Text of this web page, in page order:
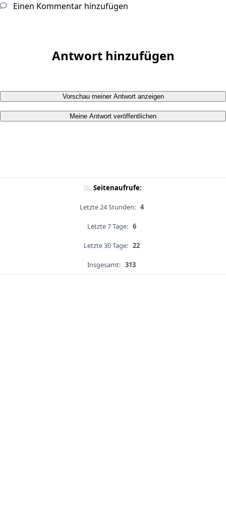
Einen Kommentar hinzufügen
Antwort hinzufügen
Vorschau meiner Antwort anzeigen
Meine Antwort veröffentlichen
Seitenaufrufe:
Letzte 24 Stunden: 4
Letzte 7 Tage: 6
Letzte 30 Tage: 22
Insgesamt: 313